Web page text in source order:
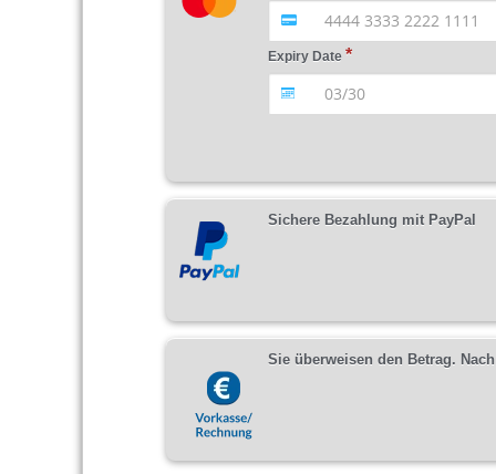
Expiry Date
Sichere Bezahlung mit PayPal
Sie überweisen den Betrag.